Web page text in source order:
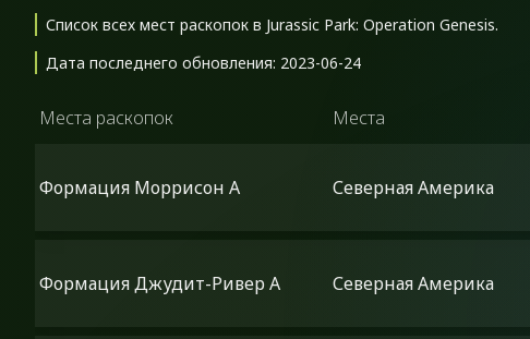
Список всех мест раскопок в Jurassic Park: Operation Genesis.
Дата последнего обновления: 2023-06-24
Места раскопок Места
Формация Моррисон A Северная Америка
Формация Джудит-Ривер A Северная Америка